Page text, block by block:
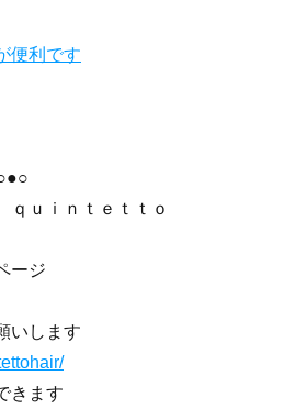
便利です
ｕｉｎｔｅｔｔｏ
ージ
いします
きます